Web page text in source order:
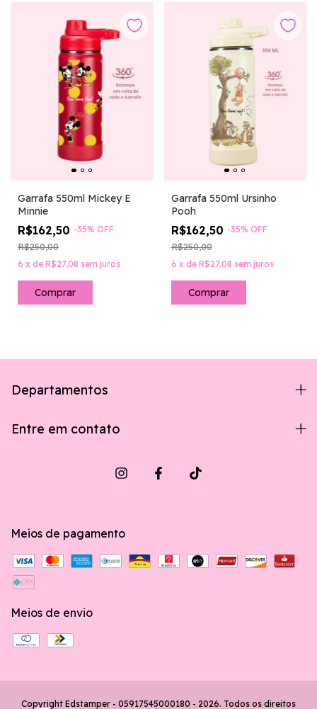
Garrafa 550ml Mickey E
Minnie
R$162,50 -35% OFF
R$250,00
6 x de R$27,08 sem juros
Garrafa 550ml Ursinho
Pooh
R$162,50 -35% OFF
R$250,00
6 x de R$27,08 sem juros
Departamentos
Entre em contato
Meios de pagamento
Meios de envio
Copyright Edstamper - 05917545000180 - 2026. Todos os direitos